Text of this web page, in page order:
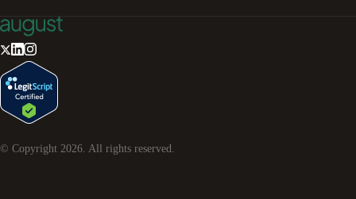
© Copyright 2026. All rights reserved.